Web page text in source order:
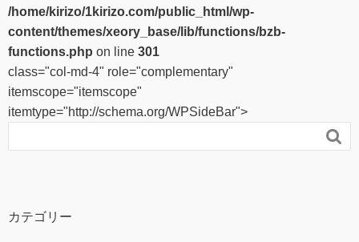
/home/kirizo/1kirizo.com/public_html/wp-
content/themes/xeory_base/lib/functions/bzb-
functions.php on line 301
class="col-md-4" role="complementary"
itemscope="itemscope"
itemtype="http://schema.org/WPSideBar">

カテゴリー